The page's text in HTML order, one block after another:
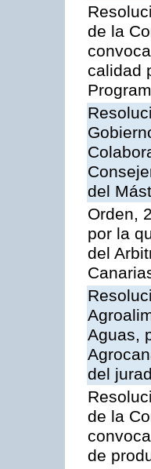
de la
calidad
del
Orden,
por la
del
Aguas,
del
de la
de